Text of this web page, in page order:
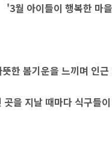
'3월 아이들이 행복한 마
한 봄기운을 느끼며 인
곳을 지날 때마다 식구들